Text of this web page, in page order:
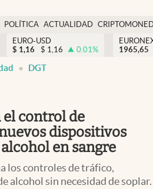
USA
POLÍTICA ACTUALIDAD
EURO-USD
$ 1,16 $ 1,16 0.01%
1965,65
DGT
el control de
dispositivos
en sangre
los controles de tráfico,
alcohol sin necesidad de soplar.